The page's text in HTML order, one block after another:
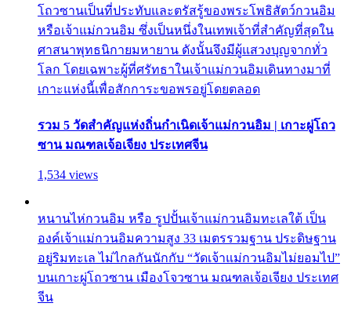
โถวซานเป็นที่ประทับและตรัสรู้ของพระโพธิสัตว์กวนอิม
หรือเจ้าแม่กวนอิม ซึ่งเป็นหนึ่งในเทพเจ้าที่สำคัญที่สุดใน
ศาสนาพุทธนิกายมหายาน ดังนั้นจึงมีผู้แสวงบุญจากทั่ว
โลก โดยเฉพาะผู้ที่ศรัทธาในเจ้าแม่กวนอิมเดินทางมาที่
เกาะแห่งนี้เพื่อสักการะขอพรอยู่โดยตลอด
รวม 5 วัดสำคัญแห่งถิ่นกำเนิดเจ้าแม่กวนอิม | เกาะผู่โถว
ซาน มณฑลเจ้อเจียง ประเทศจีน
1,534 views
หนานไห่กวนอิม หรือ รูปปั้นเจ้าแม่กวนอิมทะเลใต้ เป็น
องค์เจ้าแม่กวนอิมความสูง 33 เมตรรวมฐาน ประดิษฐาน
อยู่ริมทะเล ไม่ไกลกันนักกับ “วัดเจ้าแม่กวนอิมไม่ยอมไป”
บนเกาะผู่โถวซาน เมืองโจวซาน มณฑลเจ้อเจียง ประเทศ
จีน